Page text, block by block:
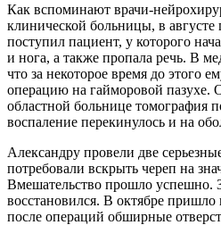
Как вспоминают врачи-
клинической больницы, в
поступил пациент, у которого
и нога, а также пропала речь. В
что за некоторое время до этого
операцию на гайморовой пазухе.
областной больнице томография
воспаление перекинулось и на
Александру провели две
потребовали вскрыть череп на
Вмешательство прошло успешно.
восстановился. В октябре пришло
после операций обширные